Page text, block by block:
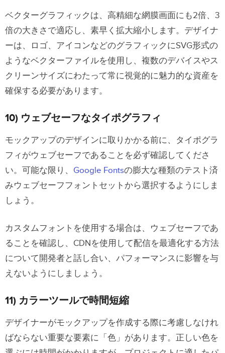
ベクターグラフィックは、高精細な網膜画面にも2倍、3
倍の大きさで適応し、素早く拡大縮小します。デザイナ
ーは、ロゴ、アイコンなどのグラフィックにSVG形式の
ようなベクターファイルを使用し、複数のデバイスやス
クリーンサイズにわたって常に視覚的に魅力的な資産を
確保する必要があります。
10) ウェブセーフなタイポグラフィ
モックアップのデザインに取りかかる前に、タイポグラ
フィがウェブセーフであることを必ず確認してくださ
い。可能な限り、 Google Fontsの膨大な種類のテスト済
みウェブセーフフォントセットから選択するようにしま
しょう。
カスタムフォントを使用する場合は、ウェブセーフであ
ることを確認し、CDNを使用して配信を最適化する方法
について開発者と話し合い、パフォーマンスに影響を与
えないようにしましょう。
11) カラーツールで時間短縮
デザイナーがモックアップを作成する際に考慮しなけれ
ばならない重要な要素に「色」があります。正しい色を